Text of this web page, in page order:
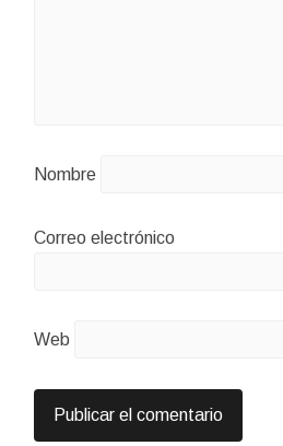
Nombre
Correo electrónico
Web